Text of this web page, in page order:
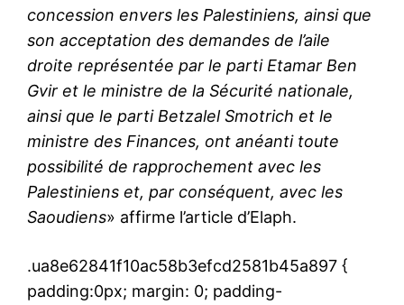
concession envers les Palestiniens, ainsi que
son acceptation des demandes de l’aile
droite représentée par le parti Etamar Ben
Gvir et le ministre de la Sécurité nationale,
ainsi que le parti Betzalel Smotrich et le
ministre des Finances, ont anéanti toute
possibilité de rapprochement avec les
Palestiniens et, par conséquent, avec les
Saoudiens» affirme l’article d’Elaph.
.ua8e62841f10ac58b3efcd2581b45a897 {
padding:0px; margin: 0; padding-